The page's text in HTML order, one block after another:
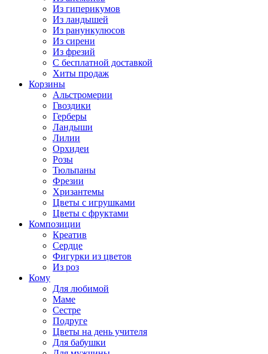
Из гиперикумов
Из ландышей
Из ранункулюсов
Из сирени
Из фрезий
С бесплатной доставкой
Хиты продаж
Корзины
Альстромерии
Гвоздики
Герберы
Ландыши
Лилии
Орхидеи
Розы
Тюльпаны
Фрезии
Хризантемы
Цветы с игрушками
Цветы с фруктами
Композиции
Креатив
Сердце
Фигурки из цветов
Из роз
Кому
Для любимой
Маме
Сестре
Подруге
Цветы на день учителя
Для бабушки